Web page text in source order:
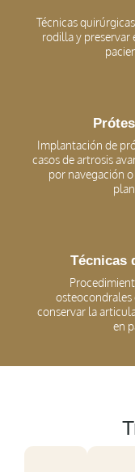
Técnicas
rodilla y preservar
Implantación de
casos de artrosis
por navegación
Técnicas
osteocondrales
conservar la
en